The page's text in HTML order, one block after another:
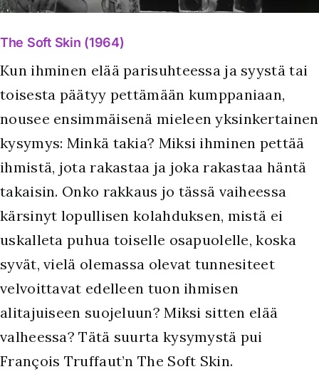
The Soft Skin (1964)
Kun ihminen elää parisuhteessa ja syystä tai
toisesta päätyy pettämään kumppaniaan,
nousee ensimmäisenä mieleen yksinkertainen
kysymys: Minkä takia? Miksi ihminen pettää
ihmistä, jota rakastaa ja joka rakastaa häntä
takaisin. Onko rakkaus jo tässä vaiheessa
kärsinyt lopullisen kolahduksen, mistä ei
uskalleta puhua toiselle osapuolelle, koska
syvät, vielä olemassa olevat tunnesiteet
velvoittavat edelleen tuon ihmisen
alitajuiseen suojeluun? Miksi sitten elää
valheessa? Tätä suurta kysymystä pui
François Truffaut’n The Soft Skin.